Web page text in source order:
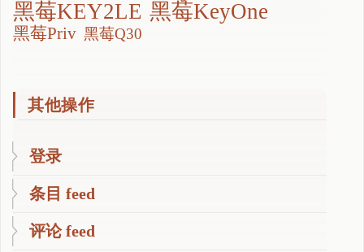
黑莓KEY2LE 黑莓KeyOne
黑莓Priv 黑莓Q30
其他操作
登录
条目 feed
评论 feed